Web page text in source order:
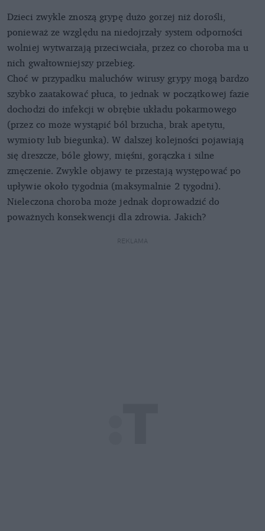
Dzieci zwykle znoszą grypę dużo gorzej niż dorośli,
ponieważ ze względu na niedojrzały system odporności
wolniej wytwarzają przeciwciała, przez co choroba ma u
nich gwałtowniejszy przebieg.
Choć w przypadku maluchów wirusy grypy mogą bardzo
szybko zaatakować płuca, to jednak w początkowej fazie
dochodzi do infekcji w obrębie układu pokarmowego
(przez co może wystąpić ból brzucha, brak apetytu,
wymioty lub biegunka). W dalszej kolejności pojawiają
się dreszcze, bóle głowy, mięśni, gorączka i silne
zmęczenie. Zwykle objawy te przestają występować po
upływie około tygodnia (maksymalnie 2 tygodni).
Nieleczona choroba może jednak doprowadzić do
poważnych konsekwencji dla zdrowia. Jakich?
REKLAMA